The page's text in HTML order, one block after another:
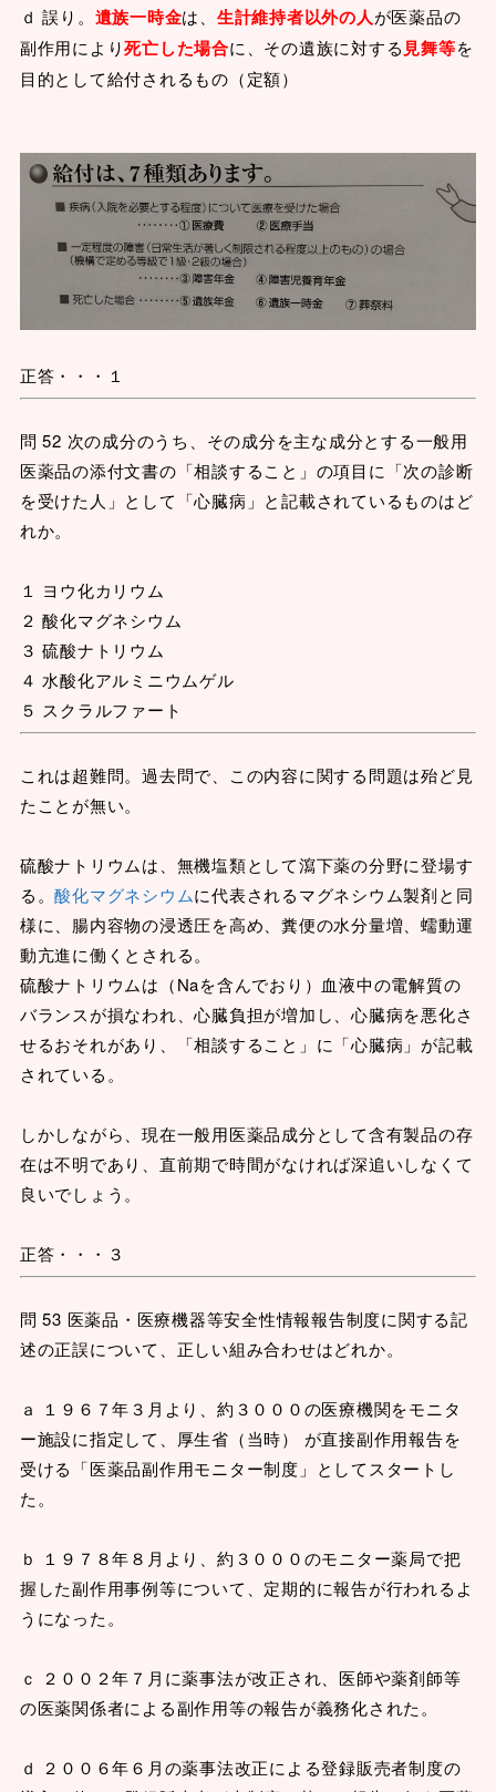
ｄ 誤り。 遺族一時金は、 生計維持者以外の人が医薬品の
副作用により死亡した場合に、その遺族に対する見舞等を
目的として給付されるもの（定額）
正答・・・１
問 52 次の成分のうち、その成分を主な成分とする一般用
医薬品の添付文書の「相談すること」の項目に「次の診断
を受けた人」として「心臓病」と記載されているものはど
れか。
１ ヨウ化カリウム
２ 酸化マグネシウム
３ 硫酸ナトリウム
４ 水酸化アルミニウムゲル
５ スクラルファート
これは超難問。過去問で、この内容に関する問題は殆ど見
たことが無い。
硫酸ナトリウムは、無機塩類として瀉下薬の分野に登場す
る。酸化マグネシウムに代表されるマグネシウム製剤と同
様に、腸内容物の浸透圧を高め、糞便の水分量増、蠕動運
動亢進に働くとされる。
硫酸ナトリウムは（Naを含んでおり）血液中の電解質の
バランスが損なわれ、心臓負担が増加し、心臓病を悪化さ
せるおそれがあり、「相談すること」に「心臓病」が記載
されている。
しかしながら、現在一般用医薬品成分として含有製品の存
在は不明であり、直前期で時間がなければ深追いしなくて
良いでしょう。
正答・・・３
問 53 医薬品・医療機器等安全性情報報告制度に関する記
述の正誤について、正しい組み合わせはどれか。
ａ １９６７年３月より、約３０００の医療機関をモニタ
ー施設に指定して、厚生省（当時） が直接副作用報告を
受ける「医薬品副作用モニター制度」としてスタートし
た。
ｂ １９７８年８月より、約３０００のモニター薬局で把
握した副作用事例等について、定期的に報告が行われるよ
うになった。
ｃ ２００２年７月に薬事法が改正され、医師や薬剤師等
の医薬関係者による副作用等の報告が義務化された。
ｄ ２００６年６月の薬事法改正による登録販売者制度の